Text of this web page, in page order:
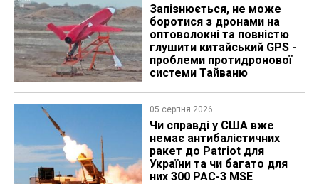
Запізнюється, не може
боротися з дронами на
оптоволокні та повністю
глушити китайський GPS -
проблеми протидронової
системи Тайваню
05 серпня 2026
Чи справді у США вже
немає антибалістичних
ракет до Patriot для
України та чи багато для
них 300 PAC-3 MSE